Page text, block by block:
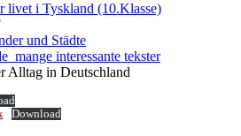
livet i Tyskland (10.Klasse)
und Städte
mange interessante tekster
Alltag in Deutschland
Download